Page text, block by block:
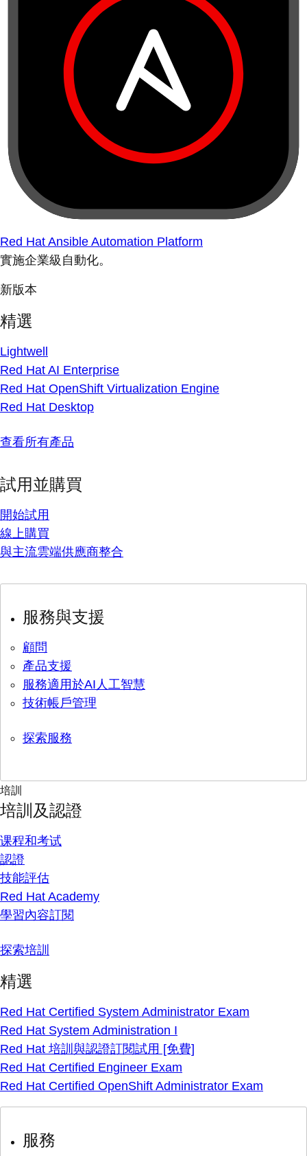
Red Hat Ansible Automation Platform
實施企業級自動化。
新版本
精選
Lightwell
Red Hat AI Enterprise
Red Hat OpenShift Virtualization Engine
Red Hat Desktop
查看所有產品
試用並購買
開始試用
線上購買
與主流雲端供應商整合
服務與支援
顧問
產品支援
服務適用於AI人工智慧
技術帳戶管理
探索服務
培訓
培訓及認證
课程和考试
認證
技能評估
Red Hat Academy
學習內容訂閱
探索培訓
精選
Red Hat Certified System Administrator Exam
Red Hat System Administration I
Red Hat 培訓與認證訂閱試用 [免費]
Red Hat Certified Engineer Exam
Red Hat Certified OpenShift Administrator Exam
服務